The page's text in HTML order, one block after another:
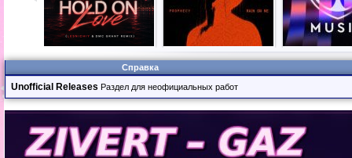
Справка
Unofficial Releases Раздел для неофициальных работ